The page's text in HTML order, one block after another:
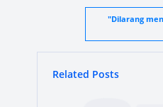
"Dilarang
Related Posts